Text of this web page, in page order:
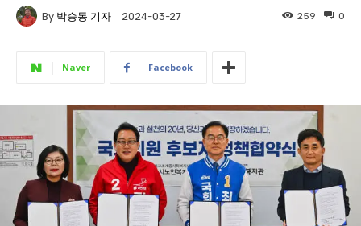
By 박승동 기자 2024-03-27 0
259
Naver Facebook